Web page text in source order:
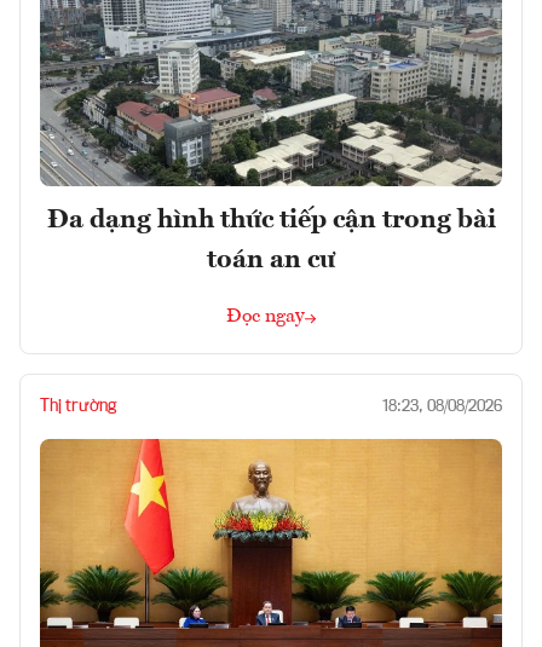
Đa dạng hình thức tiếp cận trong bài
toán an cư
Đọc ngay
Thị trường 18:23, 08/08/2026